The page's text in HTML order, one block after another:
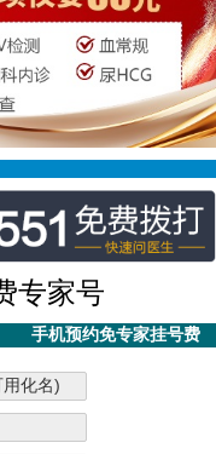
专家号
手机预约免专家挂号费